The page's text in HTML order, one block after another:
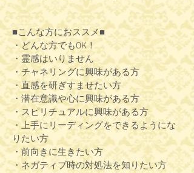
■こんな方におススメ■
・どんな方でもOK！
・霊感はいりません
・チャネリングに興味がある方
・直感を研ぎすませたい方
・潜在意識や心に興味がある方
・スピリチュアルに興味がある方
・上手にリーディングをできるようにな
りたい方
・前向きに生きたい方
・ネガティブ時の対処法を知りたい方